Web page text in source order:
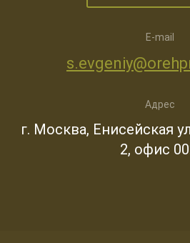
E-mail
Адрес
г. Москва, Енисейская
2, офис